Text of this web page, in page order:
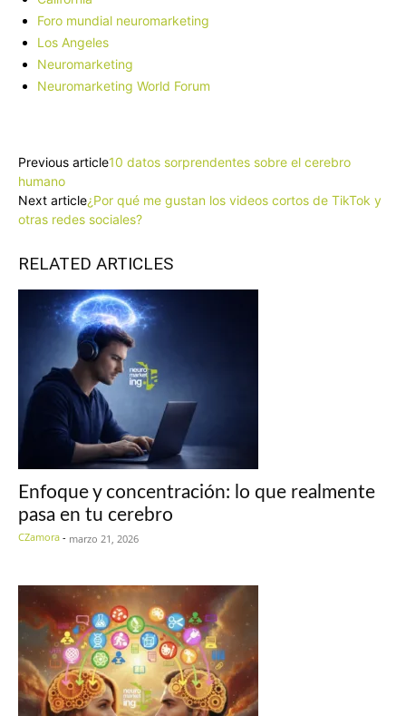
Foro mundial neuromarketing
Los Angeles
Neuromarketing
Neuromarketing World Forum
Previous article10 datos sorprendentes sobre el cerebro
humano
Next article¿Por qué me gustan los videos cortos de TikTok y
otras redes sociales?
RELATED ARTICLES
Enfoque y concentración: lo que realmente
pasa en tu cerebro
CZamora - marzo 21, 2026